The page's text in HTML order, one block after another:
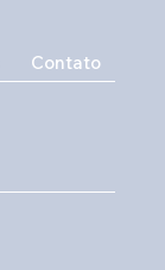
Contato